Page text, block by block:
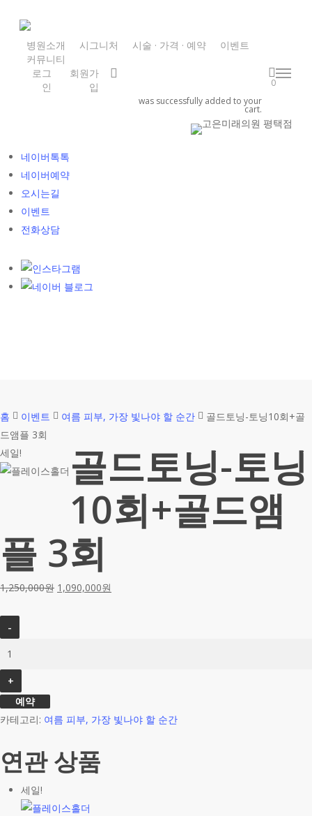
네이버톡톡
네이버예약
오시는길
이벤트
전화상담
content
병원소개 시그니처 시술 · 가격 · 예약
이벤트
커뮤니티
로그
인
회원가
입
0
was successfully added to your
cart.
Menu
홈 이벤트 여름 피부, 가장 빛나야 할 순간
골드토닝-토닝10회+골
드앰플 3회
세일!
골드토닝-토닝
10회+골드앰
플 3회
1,250,000원 1,090,000원
드
토
닝
회
+골
드
앰
예약
카테고리: 여름 피부, 가장 빛나야 할 순간
연관 상품
세일!